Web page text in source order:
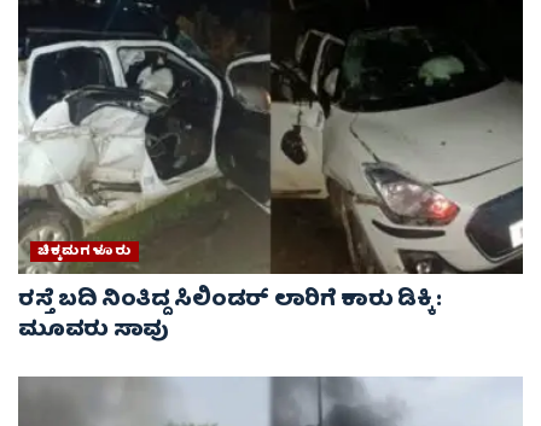
ಚಿಕ್ಕಮಗಳೂರು
ರಸ್ತೆ ಬದಿ ನಿಂತಿದ್ದ ಸಿಲಿಂಡರ್ ಲಾರಿಗೆ ಕಾರು ಡಿಕ್ಕಿ :
ಮೂವರು ಸಾವು